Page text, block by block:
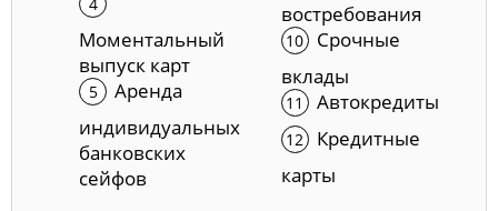
Моментальный
выпуск карт
Аренда
индивидуальных
банковских
сейфов
востребования
Срочные
вклады
Автокредиты
Кредитные
карты